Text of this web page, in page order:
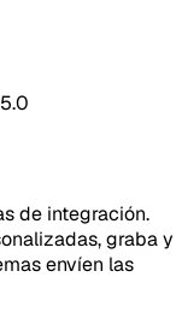
de integración.
graba y
envíen las